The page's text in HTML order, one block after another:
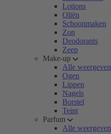
Lotions
Oliën
Schoonmaken
Zon
Deodorants
Zeep
Make-up
Alle weergeven
Ogen
Lippen
Nagels
Borstel
Teint
Parfum
Alle weergeven